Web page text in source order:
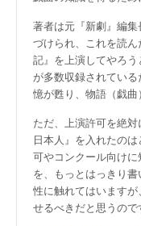
著者は元『新劇』編
づけられ、これを読
記』を上演してやろ
が多数収録されてい
憶が甦り、物語（戯曲
ただ、上演許可を絶
日本人』を入れたの
可やコンクール向け
を、もっとはっきり
性に触れてはいます
せるべきだと思うので